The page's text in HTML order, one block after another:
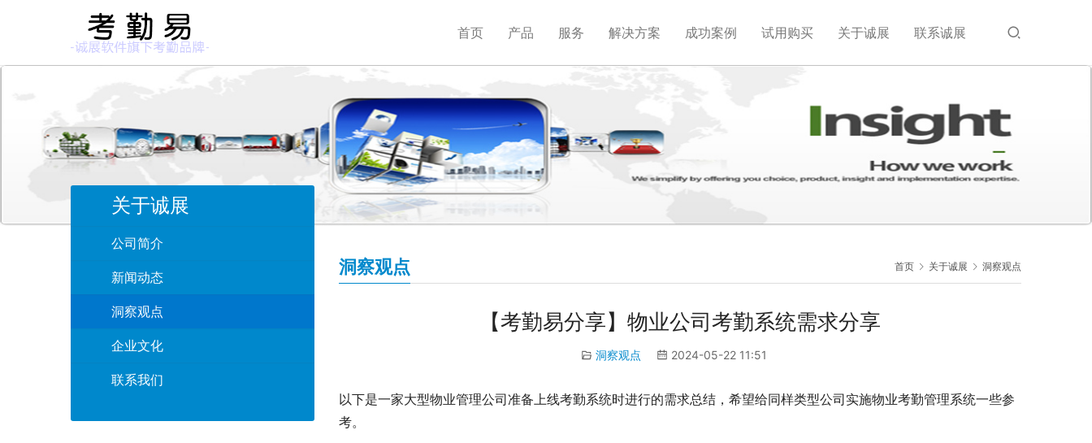
首页 产品 服务 解决方案 成功案例 试用购买 关于诚展 联系诚展
首页 关于诚展 洞察观点
洞察观点
【考勤易分享】物业公司考勤系统需求分享
洞察观点 2024-05-22 11:51
以下是一家大型物业管理公司准备上线考勤系统时进行的需求总结，希望给同样类型公司实施物业考勤管理系统一些参
考。
关于诚展
公司简介
新闻动态
洞察观点
企业文化
联系我们